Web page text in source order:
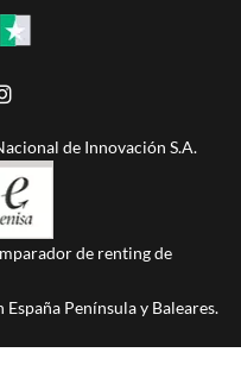
de Innovación S.A.
de renting de
Península y Baleares.